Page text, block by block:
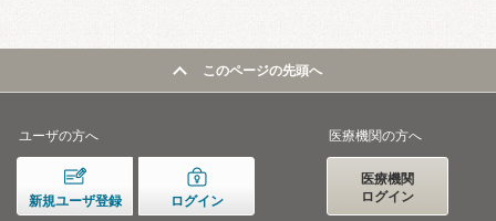
このページの先頭へ
ユーザの方へ
新規ユーザ登録 ログイン
医療機関の方へ
医療機関
ログイン